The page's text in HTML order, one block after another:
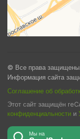
© Все права
Информация сайта
Соглашение об
Этот сайт защищён
конфиденциальности и